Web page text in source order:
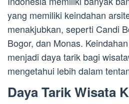
yang memiliki keindahan
menakjubkan, seperti Candi
Bogor, dan Monas.
menjadi daya tarik bagi
mengetahui lebih dalam
Daya Tarik Wisata